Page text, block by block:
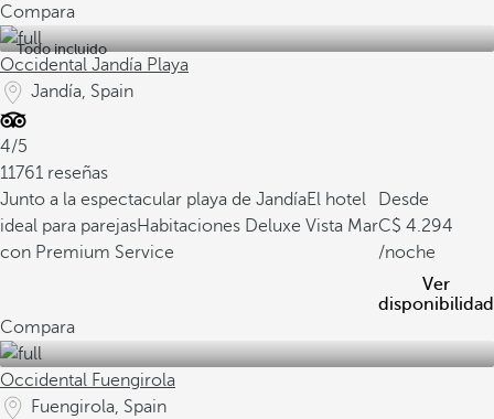
Compara
Todo incluido
Occidental Jandía Playa
Jandía, Spain
4/5
11761 reseñas
Junto a la espectacular playa de JandíaEl hotel
ideal para parejasHabitaciones Deluxe Vista Mar
con Premium Service
Desde
4.294
/noche
Ver
disponibilidad
Compara
Occidental Fuengirola
Fuengirola, Spain